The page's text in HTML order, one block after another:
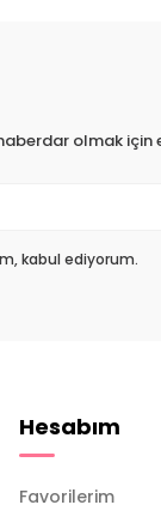
olmak
kabul ediyorum.
Hesabım
Favorilerim